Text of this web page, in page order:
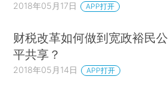
2018年05月17日 APP打开
财税改革如何做到宽政裕民公
平共享？
2018年05月14日 APP打开